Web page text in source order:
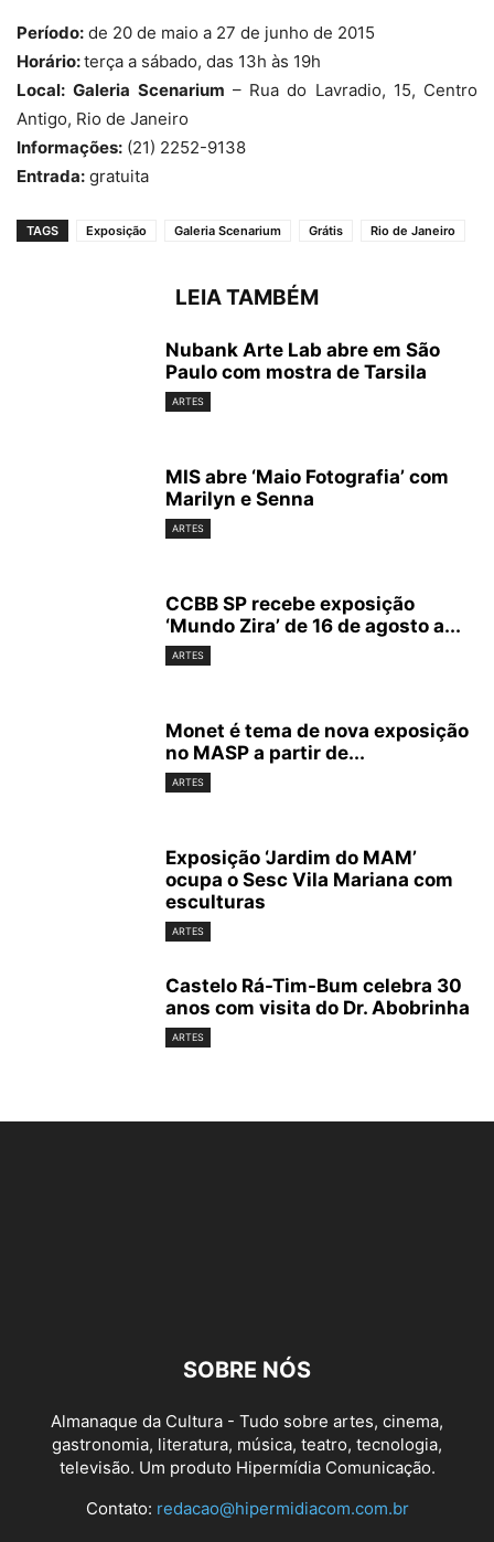
Período: de 20 de maio a 27 de junho de 2015
Horário:terça a sábado, das 13h às 19h
Local: Galeria Scenarium – Rua do Lavradio, 15, Centro
Antigo, Rio de Janeiro
Informações: (21) 2252-9138
Entrada: gratuita
TAGS Exposição Galeria Scenarium Grátis Rio de Janeiro
LEIA TAMBÉM
Nubank Arte Lab abre em São
Paulo com mostra de Tarsila
ARTES
MIS abre ‘Maio Fotografia’ com
Marilyn e Senna
ARTES
CCBB SP recebe exposição
‘Mundo Zira’ de 16 de agosto a...
ARTES
Monet é tema de nova exposição
no MASP a partir de...
ARTES
Exposição ‘Jardim do MAM’
ocupa o Sesc Vila Mariana com
esculturas
ARTES
Castelo Rá-Tim-Bum celebra 30
anos com visita do Dr. Abobrinha
ARTES
SOBRE NÓS
Almanaque da Cultura - Tudo sobre artes, cinema,
gastronomia, literatura, música, teatro, tecnologia,
televisão. Um produto Hipermídia Comunicação.
Contato: redacao@hipermidiacom.com.br